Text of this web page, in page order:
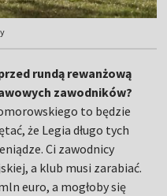
rundą rewanżową
zawodników?
to będzie
że Legia długo tych
Ci zawodnicy
a klub musi zarabiać.
euro, a mogłoby się